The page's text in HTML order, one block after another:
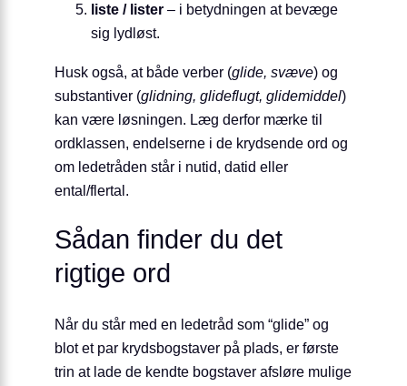
liste / lister – i betydningen at bevæge
sig lydløst.
Husk også, at både verber (glide, svæve) og
substantiver (glidning, glideflugt, glidemiddel)
kan være løsningen. Læg derfor mærke til
ordklassen, endelserne i de krydsende ord og
om ledetråden står i nutid, datid eller
ental/flertal.
Sådan finder du det
rigtige ord
Når du står med en ledetråd som “glide” og
blot et par krydsbogstaver på plads, er første
trin at lade de kendte bogstaver afsløre mulige